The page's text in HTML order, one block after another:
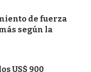
de fuerza
según la
US$ 900